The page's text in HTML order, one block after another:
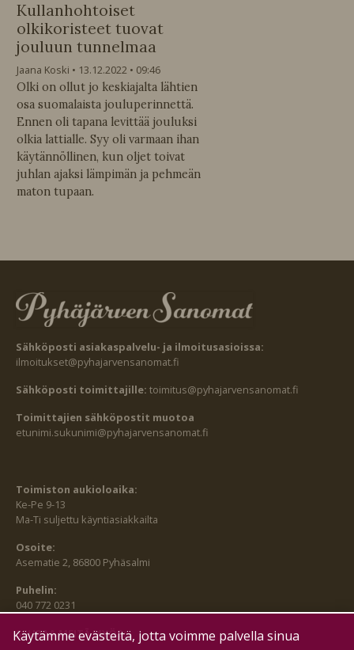
Kullanhohtoiset
olkikoristeet tuovat
jouluun tunnelmaa
Jaana Koski 13.12.2022
09:46
Olki on ollut jo keskiajalta lähtien
osa suomalaista jouluperinnettä.
Ennen oli tapana levittää jouluksi
olkia lattialle. Syy oli varmaan ihan
käytännöllinen, kun oljet toivat
juhlan ajaksi lämpimän ja pehmeän
maton tupaan.
Sähköposti asiakaspalvelu- ja ilmoitusasioissa:
ilmoitukset@pyhajarvensanomat.fi
Sähköposti toimittajille: toimitus@pyhajarvensanomat.fi
Toimittajien sähköpostit muotoa
etunimi.sukunimi@pyhajarvensanomat.fi
Toimiston aukioloaika:
Ke-Pe 9-13
Ma-Ti suljettu käyntiasiakkailta
Osoite:
Asematie 2, 86800 Pyhäsalmi
Puhelin:
040 772 0231
SEURAA MEITÄ MYÖS:
Käytämme evästeitä, jotta voimme palvella sinua